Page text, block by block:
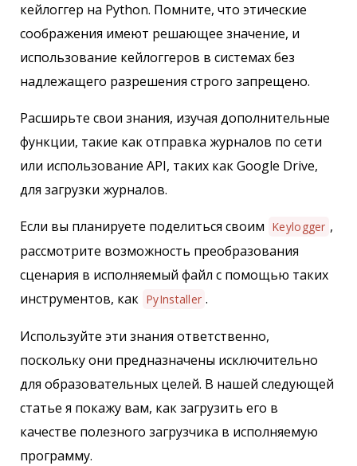
кейлоггер на Python. Помните, что этические
соображения имеют решающее значение, и
использование кейлоггеров в системах без
надлежащего разрешения строго запрещено.
Расширьте свои знания, изучая дополнительные
функции, такие как отправка журналов по сети
или использование API, таких как Google Drive,
для загрузки журналов.
Если вы планируете поделиться своим Keylogger ,
рассмотрите возможность преобразования
сценария в исполняемый файл с помощью таких
инструментов, как PyInstaller .
Используйте эти знания ответственно,
поскольку они предназначены исключительно
для образовательных целей. В нашей следующей
статье я покажу вам, как загрузить его в
качестве полезного загрузчика в исполняемую
программу.